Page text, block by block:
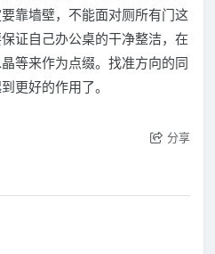
靠墙壁，不能面对厕所有门这
证自己办公桌的干净整洁，在
等来作为点缀。找准方向的同
更好的作用了。
分享